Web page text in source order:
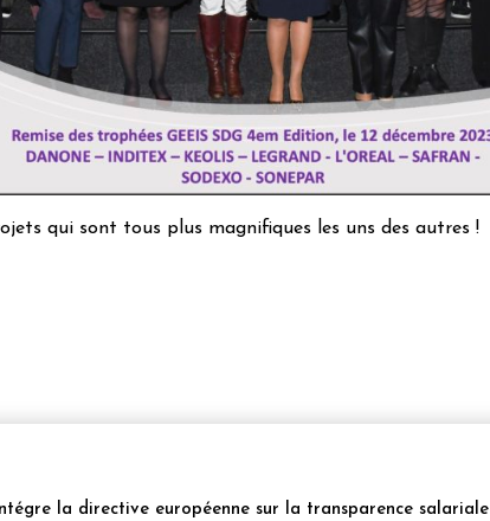
qui sont tous plus magnifiques les uns des autres !
la directive européenne sur la transparence salariale